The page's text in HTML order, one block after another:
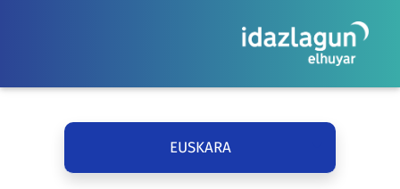
EUSKARA